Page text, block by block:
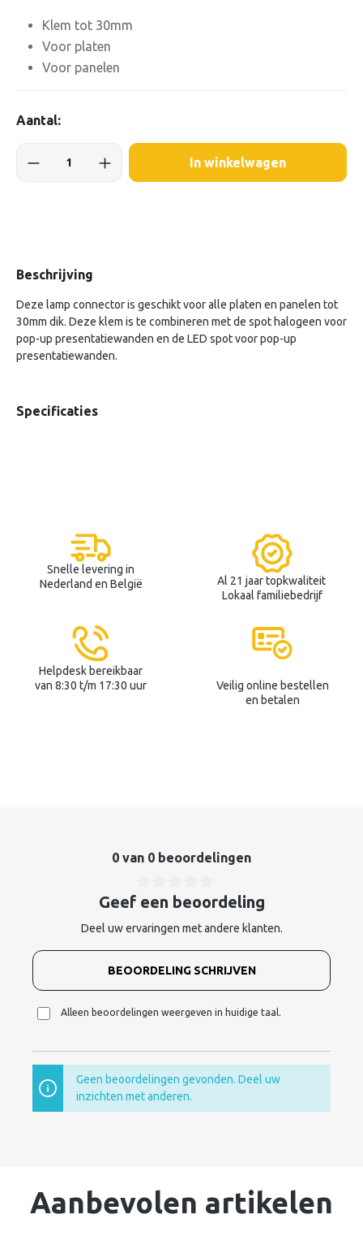
Klem tot 30mm
Voor platen
Voor panelen
Aantal:
In winkelwagen
Beschrijving
Deze lamp connector is geschikt voor alle platen en panelen tot
30mm dik. Deze klem is te combineren met de spot halogeen voor
pop-up presentatiewanden en de LED spot voor pop-up
presentatiewanden.
Specificaties
Snelle levering in
Nederland en België
Al 21 jaar topkwaliteit
Lokaal familiebedrijf
Helpdesk bereikbaar
van 8:30 t/m 17:30 uur
Veilig online bestellen
en betalen
0 van 0 beoordelingen
Geef een beoordeling
Deel uw ervaringen met andere klanten.
BEOORDELING SCHRIJVEN
Alleen beoordelingen weergeven in huidige taal.
Geen beoordelingen gevonden. Deel uw
inzichten met anderen.
Aanbevolen artikelen